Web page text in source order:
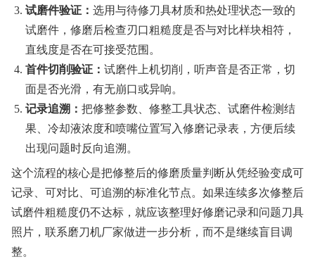
试磨件验证： 选用与待修刀具材质和热处理状态一致的
试磨件，修磨后检查刃口粗糙度是否与对比样块相符，
直线度是否在可接受范围。
首件切削验证： 试磨件上机切削，听声音是否正常，切
面是否光滑，有无崩口或异响。
记录追溯： 把修整参数、修整工具状态、试磨件检测结
果、冷却液浓度和喷嘴位置写入修磨记录表，方便后续
出现问题时反向追溯。
这个流程的核心是把修整后的修磨质量判断从凭经验变成可
记录、可对比、可追溯的标准化节点。如果连续多次修整后
试磨件粗糙度仍不达标，就应该整理好修磨记录和问题刀具
照片，联系磨刀机厂家做进一步分析，而不是继续盲目调
整。